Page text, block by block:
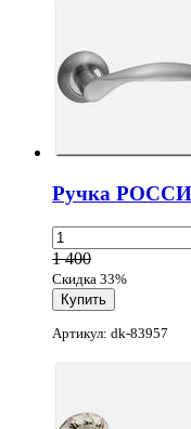
Ручка РОССИ
1 400
Скидка 33%
Артикул: dk-83957